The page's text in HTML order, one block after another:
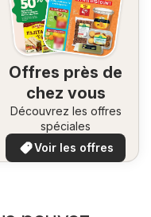
Offres près de
chez vous
Découvrez les offres
spéciales
Voir les offres